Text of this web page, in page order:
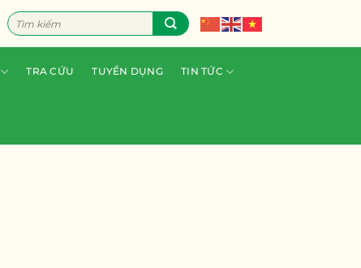
Tìm
kiếm:
TRA CỨU TUYỂN DỤNG TIN TỨC